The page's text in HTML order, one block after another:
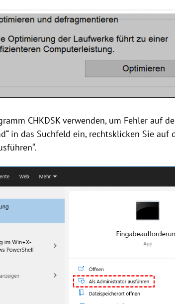
CHKDSK verwenden, um Fehler auf
in das Suchfeld ein, rechtsklicken Sie auf